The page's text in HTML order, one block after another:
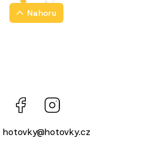
Nahoru
Facebook
hotovky@hotovky.cz